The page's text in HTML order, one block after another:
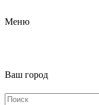
Меню
Ваш город